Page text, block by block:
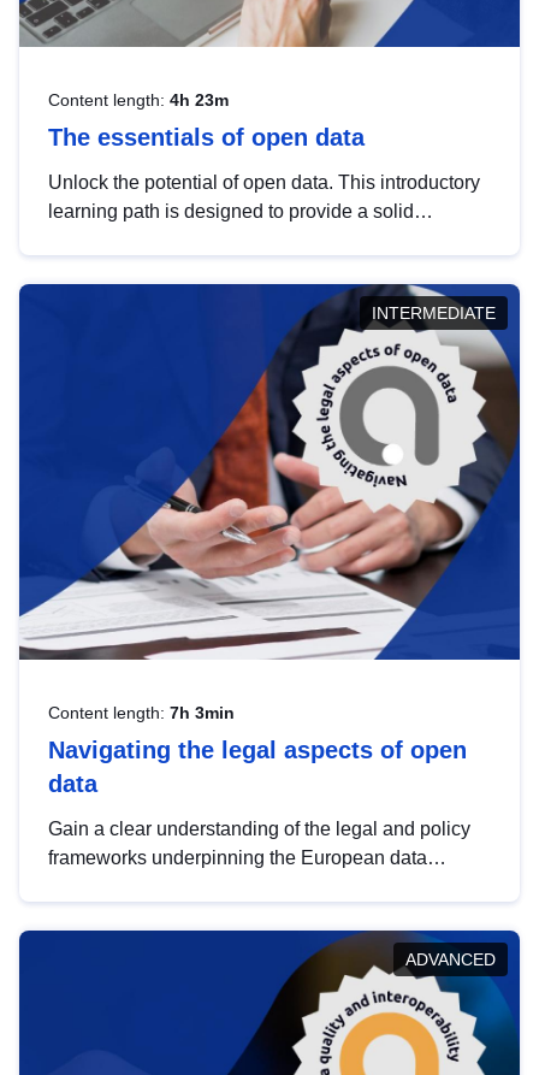
Content length: 4h 23m
The essentials of open data
Unlock the potential of open data. This introductory
learning path is designed to provide a solid
INTERMEDIATE
Content length: 7h 3min
Navigating the legal aspects of open
data
Gain a clear understanding of the legal and policy
frameworks underpinning the European data
help you navigate key developments in this policy
area, ensuring compliance and promoting the
strategic use of data in line with EU regulations.
ADVANCED